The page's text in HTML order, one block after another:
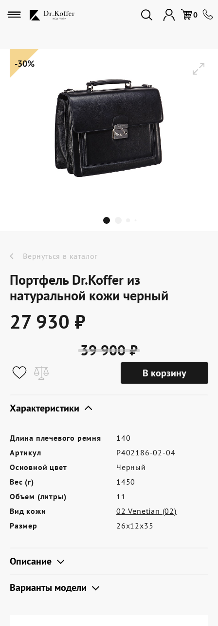
0
Избранное
Дорожная коллекция
Мужская коллекция
Женская коллекция
Подарки и сувениры
Dr.Koffer Outlet
Новинки
Акции
О компании
Условия доставки
Где купить
Партнерам
Контакты
Программа лояльности
Политика обработки персональных
данных
-30%
Вернуться в каталог
Портфель Dr.Koffer из
натуральной кожи черный
27 930 ₽
39 900 ₽
В корзину
Характеристики
Длина плечевого ремня
140
Артикул
P402186-02-04
Основной цвет
Черный
Вес (г)
1450
Объем (литры)
11
Вид кожи
02 Venetian (02)
Размер
26х12х35
Описание
Варианты модели